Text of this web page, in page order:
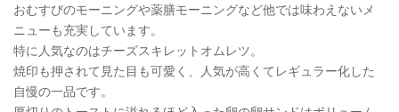
おむすびのモーニングや薬膳モーニングなど他では味わえないメ
ニューも充実しています。
特に人気なのはチーズスキレットオムレツ。
焼印も押されて見た目も可愛く、人気が高くてレギュラー化した
自慢の一品です。